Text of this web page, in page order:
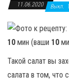
11.06.2020 Выкл.
10 мин (ваши 10
Такой салат вы
салата в том, что